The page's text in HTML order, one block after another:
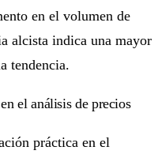
en el volumen de
alcista indica una mayor
tendencia.
el análisis de precios
práctica en el